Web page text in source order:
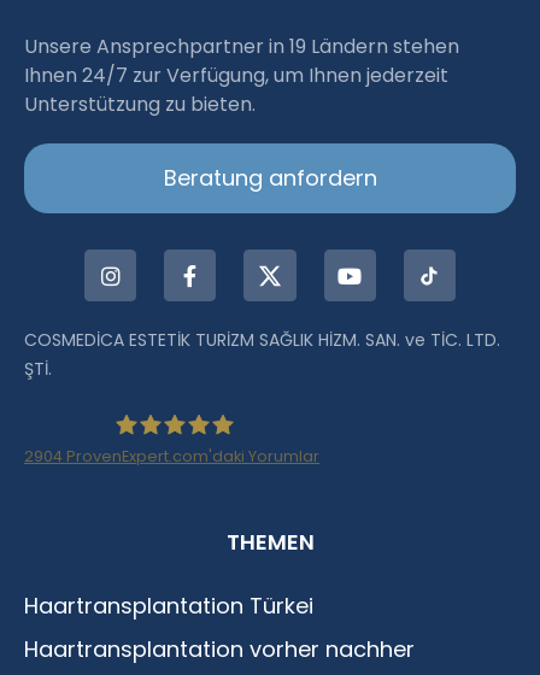
Unsere Ansprechpartner in 19 Ländern stehen
Ihnen 24/7 zur Verfügung, um Ihnen jederzeit
Unterstützung zu bieten.
Beratung anfordern
COSMEDİCA ESTETİK TURİZM SAĞLIK HİZM. SAN. ve TİC. LTD.
ŞTİ.
Istanbul
2904 ProvenExpert.com'daki Yorumlar
THEMEN
Haartransplantation Türkei
Haartransplantation vorher nachher